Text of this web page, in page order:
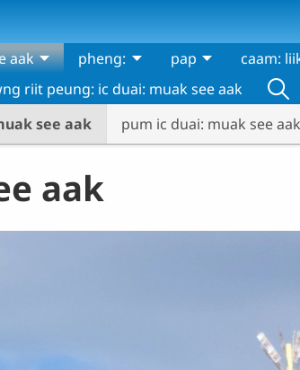
aak
see aak pum ic duai: muak see
pheng: pap caam:
riit peung: ic duai: muak see aak
aak